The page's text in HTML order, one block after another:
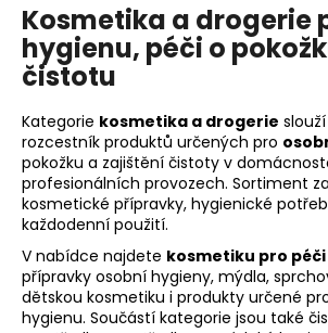
Kosmetika a drogerie
hygienu, péči o
čistotu
Kategorie kosmetika a drogerie
rozcestník produktů určených pro
pokožku a zajištění čistoty v
profesionálních provozech. Sortiment
kosmetické přípravky, hygienické
každodenní použití.
V nabídce najdete kosmetiku pro
přípravky osobní hygieny, mýdla,
dětskou kosmetiku i produkty určené
hygienu. Součástí kategorie jsou také
t
ř
e
b
u
j
e
t
e
n
a